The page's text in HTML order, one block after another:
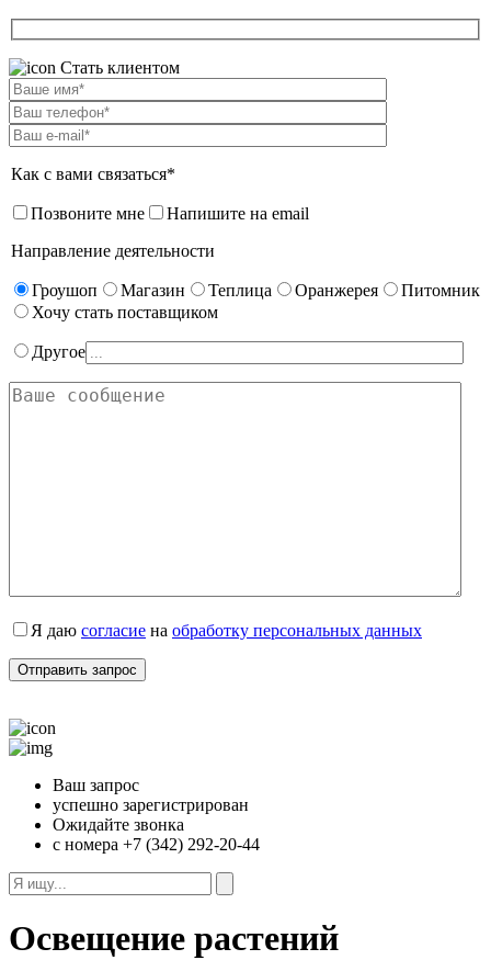
Стать клиентом
Как с вами связаться*
Позвоните мне
Напишите на email
Направление деятельности
Гроушоп Магазин Теплица Оранжерея
Питомник
Хочу стать поставщиком
Другое
Я даю согласие на обработку персональных данных
Ваш запрос
успешно зарегистрирован
Ожидайте звонка
с номера +7 (342) 292-20-44
Освещение растений